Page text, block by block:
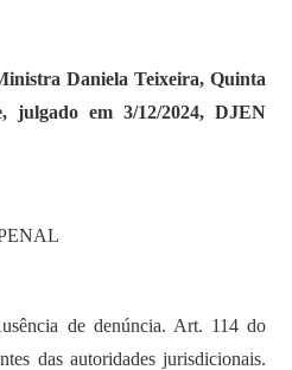
Daniela Teixeira, Quinta
julgado em 3/12/2024, DJEN
de denúncia. Art. 114 do
das autoridades jurisdicionais.